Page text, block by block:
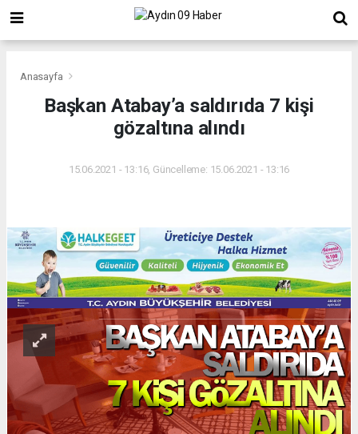
Anasayfa
Başkan Atabay’a saldırıda 7 kişi
gözaltına alındı
15.06.2021 - 13:16, Güncelleme: 15.06.2021 - 13:16